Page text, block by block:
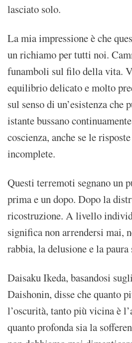
lasciato solo.
La mia impressione è che
un richiamo per tutti noi.
funamboli sul filo della vita.
equilibrio delicato e molto
sul senso di un’esistenza che
istante bussano
coscienza, anche se le
incomplete.
Questi terremoti segnano un
prima e un dopo. Dopo la
ricostruzione. A livello
significa non arrendersi mai,
rabbia, la delusione e la
Daisaku Ikeda, basandosi
Daishonin, disse che quanto
l’oscurità, tanto più vicina è
quanto profonda sia la